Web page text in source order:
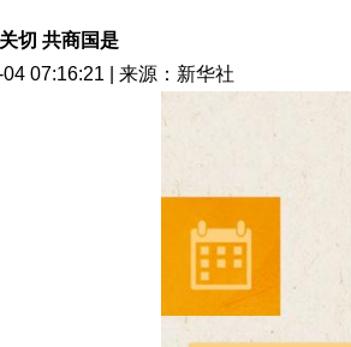
切 共商国是
04 07:16:21 | 来源：新华社